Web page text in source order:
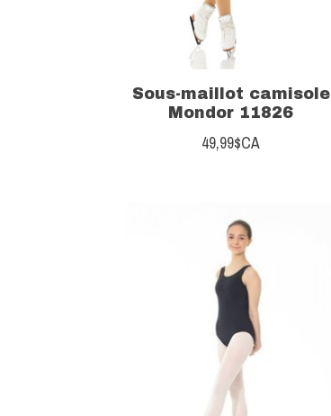
Sous-maillot camisole
Mondor 11826
49,99$CA